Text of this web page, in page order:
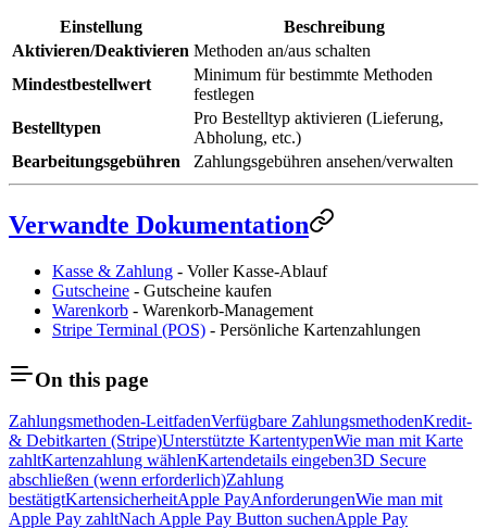
Einstellung
Beschreibung
Aktivieren/Deaktivieren Methoden an/aus schalten
Mindestbestellwert
Minimum für bestimmte Methoden
festlegen
Bestelltypen
Pro Bestelltyp aktivieren (Lieferung,
Abholung, etc.)
Bearbeitungsgebühren
Zahlungsgebühren ansehen/verwalten
Verwandte Dokumentation
Kasse & Zahlung - Voller Kasse-Ablauf
Gutscheine - Gutscheine kaufen
Warenkorb - Warenkorb-Management
Stripe Terminal (POS) - Persönliche Kartenzahlungen
On this page
Zahlungsmethoden-LeitfadenVerfügbare ZahlungsmethodenKredit-
& Debitkarten (Stripe)Unterstützte KartentypenWie man mit Karte
zahltKartenzahlung wählenKartendetails eingeben3D Secure
abschließen (wenn erforderlich)Zahlung
bestätigtKartensicherheitApple PayAnforderungenWie man mit
Apple Pay zahltNach Apple Pay Button suchenApple Pay